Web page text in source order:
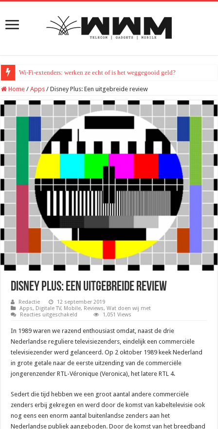
Wi-Fi-extenders: werken ze echt of is het weggegooid geld?
Home / Apps / Disney Plus: Een uitgebreide review
Disney Plus: Een uitgebreide review
Redactie
12 september 2019
Apps, Digitale TV, Mobile, Reviews,Wat doen wij met
Reacties uitgeschakeld
Plus:
Een
uitgebreide
review
1,051 Views
In 1989 waren we razend enthousiast omdat, naast de drie
Nederlandse reguliere televisiezenders, eindelijk een commerciële
televisiezender werd gelanceerd. Op 2 oktober 1989 keek Nederland
in grote getale naar de eerste uitzending van de commerciële
jongerenzender RTL-Véronique (Veronica), het latere RTL 4.
Sedert die tijd hebben we een groot aantal andere commerciële
zenders erbij gekregen en werd door de komst van kabeltelevisie ook
nog eens een enorm aantal buitenlandse zenders aan het
Nederlandse publiek aangeboden. Door de komst van het breedband